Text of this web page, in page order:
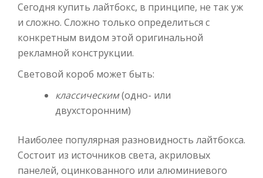
Сегодня купить лайтбокс, в принципе, не так уж
и сложно. Сложно только определиться с
конкретным видом этой оригинальной
рекламной конструкции.
Световой короб может быть:
классическим(одно- или
двухсторонним)
Наиболее популярная разновидность лайтбокса.
Состоит из источников света, акриловых
панелей, оцинкованного или алюминиевого